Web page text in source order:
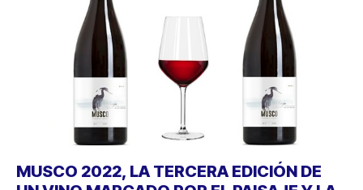
MUSCO 2022, LA TERCERA EDICIÓN DE